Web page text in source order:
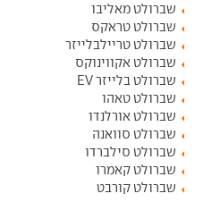
שברולט מאליבו
שברולט טראקס
שברולט טריילבלייזר
שברולט אקווינוקס
שברולט בלייזר EV
שברולט טאהו
שברולט אורלנדו
שברולט סוואנה
שברולט סילברדו
שברולט קאמרו
שברולט קורבט